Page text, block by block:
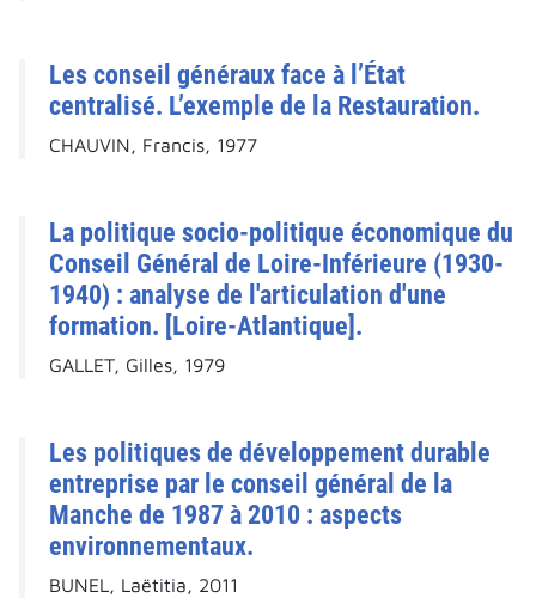
Les conseil généraux face à l’État
centralisé. L’exemple de la Restauration.
CHAUVIN, Francis, 1977
La politique socio-politique économique du
Conseil Général de Loire-Inférieure (1930-
1940) : analyse de l'articulation d'une
formation. [Loire-Atlantique].
GALLET, Gilles, 1979
Les politiques de développement durable
entreprise par le conseil général de la
Manche de 1987 à 2010 : aspects
environnementaux.
BUNEL, Laëtitia, 2011